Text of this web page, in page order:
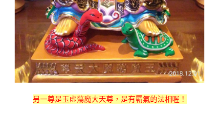
另一尊是玉虛蕩魔大天尊，是有霸氣的法相喔！